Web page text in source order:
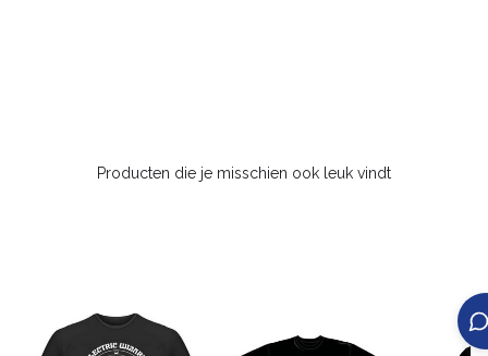
Producten die je misschien ook leuk vindt